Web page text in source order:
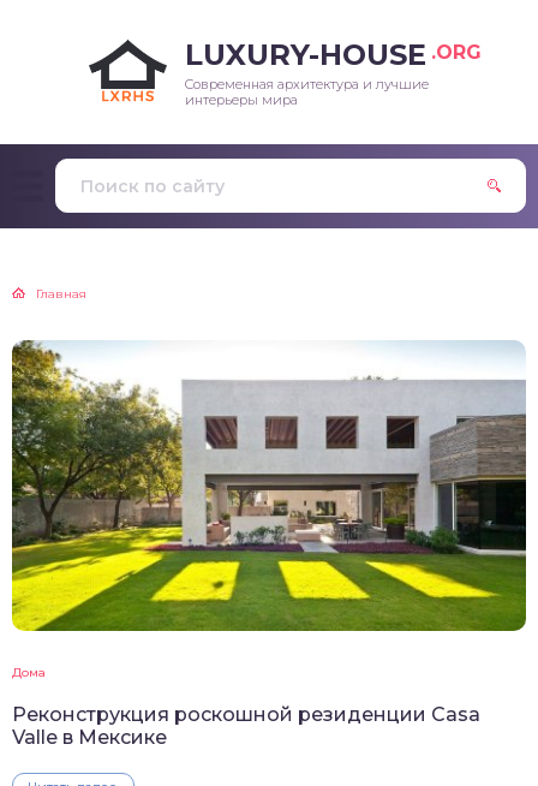
LUXURY-HOUSE .ORG
Современная архитектура и лучшие
интерьеры мира
Главная
Дома
Реконструкция роскошной резиденции Casa
Valle в Мексике